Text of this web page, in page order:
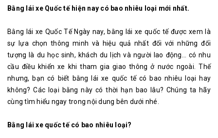
Bằng lái xe Quốc tế hiện nay có bao nhiêu loại mới nhất.
Bằng lái xe Quốc Tế Ngày nay, bằng lái xe quốc tế được xem là
sự lựa chọn thông minh và hiệu quả nhất đối với những đối
tượng là du học sinh, khách du lịch và người lao động… có nhu
cầu điều khiển xe khi tham gia giao thông ở nước ngoài. Thế
nhưng, bạn có biết bằng lái xe quốc tế có bao nhiêu loại hay
không? Các loại bằng này có thời hạn bao lâu? Chúng ta hãy
cùng tìm hiểu ngay trong nội dung bên dưới nhé.
Bằng lái xe quốc tế có bao nhiêu loại?